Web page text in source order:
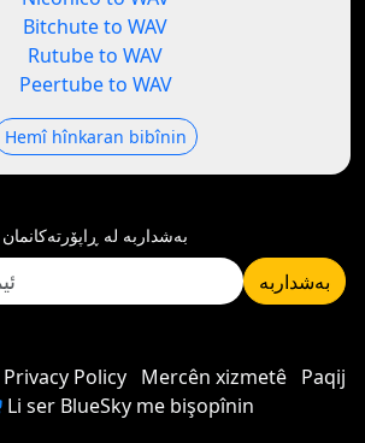
Bitchute to WAV
Rutube to WAV
Peertube to WAV
Hemî hînkaran bibînin
بەشداربە لە ڕاپۆرتەکانمان
بەشداربە
Privacy Policy Mercên xizmetê Paqij
Li ser BlueSky me bişopînin